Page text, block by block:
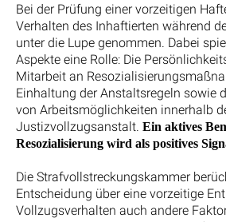
Bei der Prüfung einer vorzeitigen
Verhalten des Inhaftierten während
unter die Lupe genommen. Dabei
Aspekte eine Rolle: Die
Mitarbeit an
Einhaltung der Anstaltsregeln sowie
von Arbeitsmöglichkeiten innerhalb
Justizvollzugsanstalt. Ein aktives
Resozialisierung wird als positives
Die Strafvollstreckungskammer
Entscheidung über eine vorzeitige
Vollzugsverhalten auch andere